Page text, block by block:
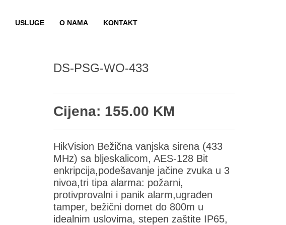
USLUGE O NAMA KONTAKT
DS-PSG-WO-433
Cijena: 155.00 KM
HikVision Bežična vanjska sirena (433
MHz) sa bljeskalicom, AES-128 Bit
enkripcija,podešavanje jačine zvuka u 3
nivoa,tri tipa alarma: požarni,
protivprovalni i panik alarm,ugrađen
tamper, bežični domet do 800m u
idealnim uslovima, stepen zaštite IP65,